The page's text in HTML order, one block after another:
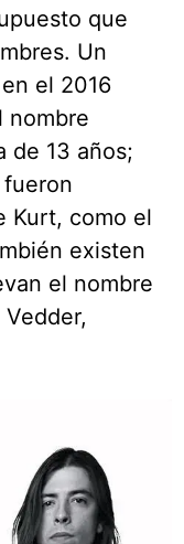
que
Un
el 2016
nombre
de 13 años;
Kurt, como el
existen
el nombre